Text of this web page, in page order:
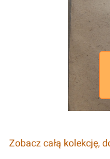
Zobacz całą kolekcję,